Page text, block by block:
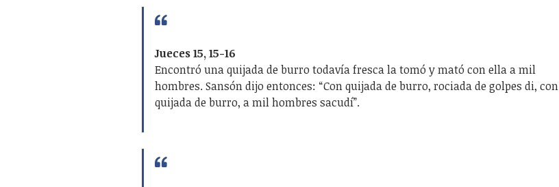
Jueces 15, 15-16
Encontró una quijada de burro todavía fresca la tomó y mató con ella a mil
hombres. Sansón dijo entonces: “Con quijada de burro, rociada de golpes di, con
quijada de burro, a mil hombres sacudí”.